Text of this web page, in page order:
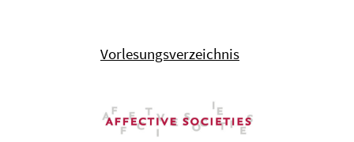
Vorlesungsverzeichnis